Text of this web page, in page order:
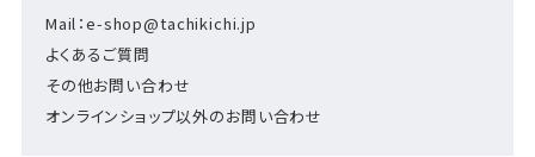
Mail：e-shop@tachikichi.jp
よくあるご質問
その他お問い合わせ
オンラインショップ以外のお問い合わせ